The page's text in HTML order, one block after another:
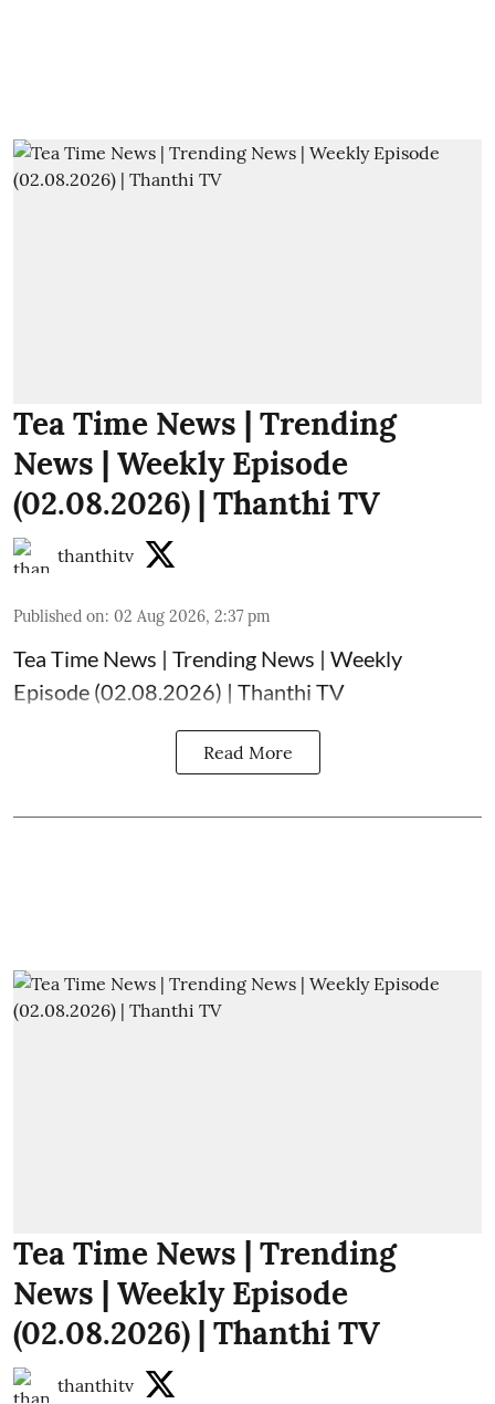
Tea Time News | Trending
News | Weekly Episode
(02.08.2026) | Thanthi TV
thanthitv
Published on: 02 Aug 2026, 2:37 pm
Tea Time News | Trending News | Weekly
Episode (02.08.2026) | Thanthi TV
Read More
Tea Time News | Trending
News | Weekly Episode
(02.08.2026) | Thanthi TV
thanthitv